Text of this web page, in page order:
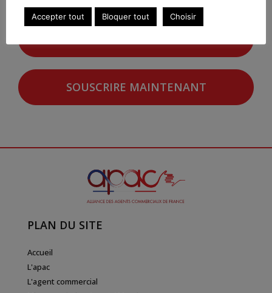
SOUSCRIRE MAINTENANT
PLAN DU SITE
Accueil
L'apac
L'agent commercial
Accepter tout Bloquer tout Choisir